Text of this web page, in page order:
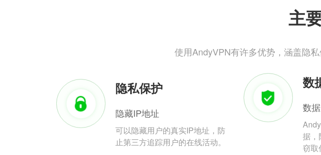
主
使用AndyVPN有许多优势，涵盖隐
隐私保护
隐藏IP地址
可以隐藏用户的真实IP地址，防
止第三方追踪用户的在线活动。
数
数
据，
窃取